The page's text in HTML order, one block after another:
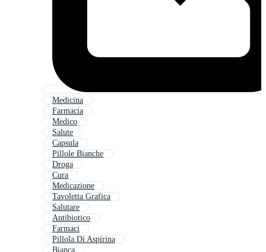
Medicina
Farmacia
Medico
Salute
Capsula
Pillole Bianche
Droga
Cura
Medicazione
Tavoletta Grafica
Salutare
Antibiotico
Farmaci
Pillola Di Aspirina
Bianca